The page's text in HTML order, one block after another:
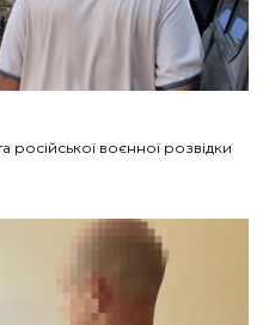
російської воєнної розвідки